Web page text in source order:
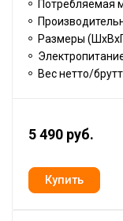
Потребляемая
Размеры
Вес нетто/
5 490 руб.